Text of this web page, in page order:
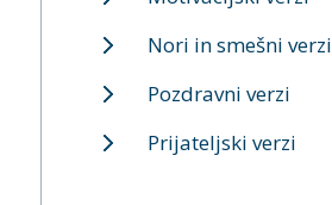
Nori in smešni verzi
Pozdravni verzi
Prijateljski verzi